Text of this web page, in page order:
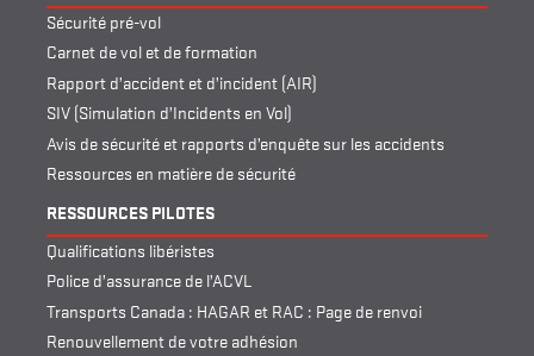
Sécurité pré-vol
Carnet de vol et de formation
Rapport d’accident et d’incident (AIR)
SIV (Simulation d’Incidents en Vol)
Avis de sécurité et rapports d’enquête sur les accidents
Ressources en matière de sécurité
RESSOURCES PILOTES
Qualifications libéristes
Police d’assurance de l’ACVL
Transports Canada : HAGAR et RAC : Page de renvoi
Renouvellement de votre adhésion